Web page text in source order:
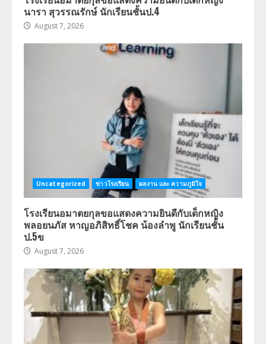
นารา สุวรรณรักษ์ นักเรียนชั้นป.4
August 7, 2026
Uncategorized ข่าวโรงเรียน ผลงาน และ ความภูมิใจ
โรงเรียนอมาตยกุลขอแสดงความยินดีกับเด็กหญิง
พลอยนภัส หาญอภิสิทธิ์โชค น้องลำพู นักเรียนชั้น
ป.5ข
August 7, 2026